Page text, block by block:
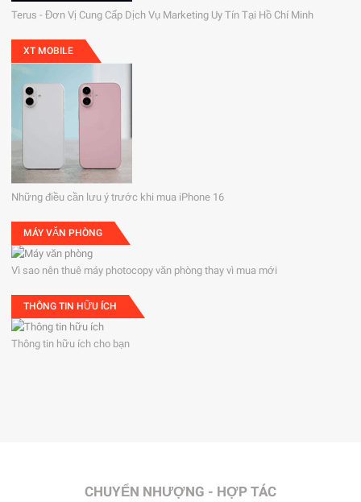
Terus - Đơn Vị Cung Cấp Dịch Vụ Marketing Uy Tín Tại Hồ Chí Minh
XT MOBILE
Những điều cần lưu ý trước khi mua iPhone 16
MÁY VĂN PHÒNG
Vì sao nên thuê máy photocopy văn phòng thay vì mua mới
THÔNG TIN HỮU ÍCH
Thông tin hữu ích cho bạn
CHUYỂN NHƯỢNG - HỢP TÁC